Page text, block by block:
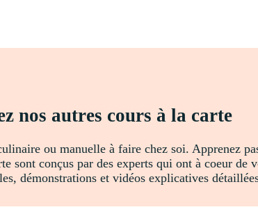
nos autres cours à la carte
ou manuelle à faire chez soi. Apprenez
sont conçus par des experts qui ont à coeur de
démonstrations et vidéos explicatives